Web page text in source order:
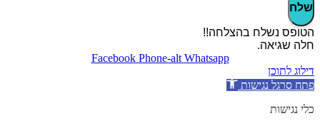
שלח
הטופס נשלח בהצלחה!!
חלה שגיאה.
Facebook Phone-alt Whatsapp
דילוג לתוכן
פתח סרגל נגישות
כלי נגישות